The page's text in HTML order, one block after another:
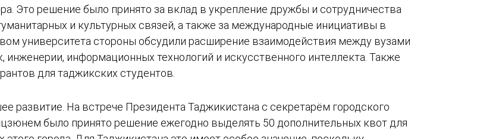
Это решение было принято за вклад в укрепление дружбы и сотрудничества
и культурных связей, а также за международные инициативы в
университета стороны обсудили расширение взаимодействия между вузами
инженерии, информационных технологий и искусственного интеллекта. Также
для таджикских студентов.
развитие. На встрече Президента Таджикистана с секретарём городского
было принято решение ежегодно выделять 50 дополнительных квот для